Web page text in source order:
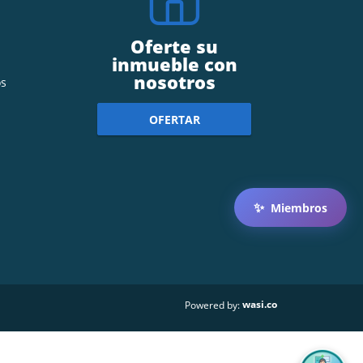
✨ Miembros
Oferte su
inmueble con
nosotros
OFERTAR
Powered by:wasi.co